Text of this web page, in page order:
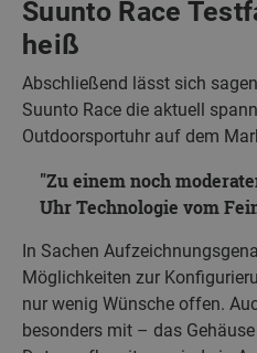
Suunto Race
heiß
Abschließend lässt sich
Suunto Race die aktuell
Outdoorsportuhr auf dem
Zu einem noch
Uhr Technologie vom
In Sachen
Möglichkeiten zur
nur wenig Wünsche offen.
besonders mit – das